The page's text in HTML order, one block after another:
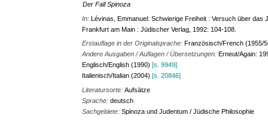
Der Fall Spinoza
In:Lévinas, Emmanuel: Schwierige Freiheit : Versuch über das
Frankfurt am Main : Jüdischer Verlag, 1992: 104-108.
Erstauflage in der Originalsprache:Französisch/French (1955/
Andere Ausgaben / Auflagen / Übersetzungen:Erneut/Again:
Englisch/English (1990)[s. 9949]
Italienisch/Italian (2004)[s. 20846]
Literatursorte:Aufsätze
Sprache:deutsch
Sachgebiete:Spinoza und Judentum / Jüdische Philosophie